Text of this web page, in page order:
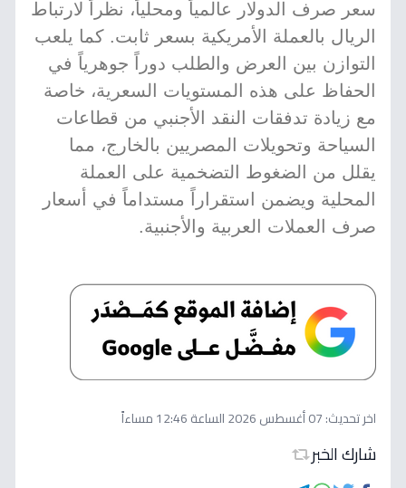
سعر صرف الدولار عالمياً ومحلياً، نظراً لارتباط
الريال بالعملة الأمريكية بسعر ثابت. كما يلعب
التوازن بين العرض والطلب دوراً جوهرياً في
الحفاظ على هذه المستويات السعرية، خاصة
مع زيادة تدفقات النقد الأجنبي من قطاعات
السياحة وتحويلات المصريين بالخارج، مما
يقلل من الضغوط التضخمية على العملة
المحلية ويضمن استقراراً مستداماً في أسعار
صرف العملات العربية والأجنبية.
اخر تحديث:07 أغسطس 2026 الساعة 12:46 مساءاً
شارك الخبر